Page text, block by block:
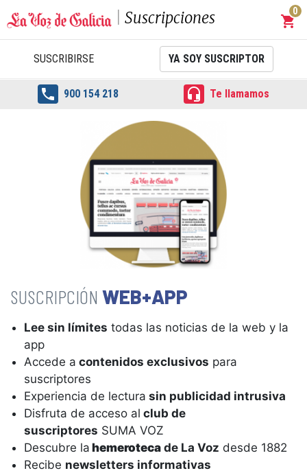
Suscripciones shopping_cart
0
SUSCRIBIRSE YA SOY SUSCRIPTOR
 900 154 218  Te llamamos
WEB+APP
Lee sin límites todas las noticias de la web y la
app
Accede a contenidos exclusivos para
suscriptores
Experiencia de lectura sin publicidad intrusiva
Disfruta de acceso al club de
suscriptores SUMA VOZ
Descubre la hemeroteca de La Voz desde 1882
Recibe newsletters informativas